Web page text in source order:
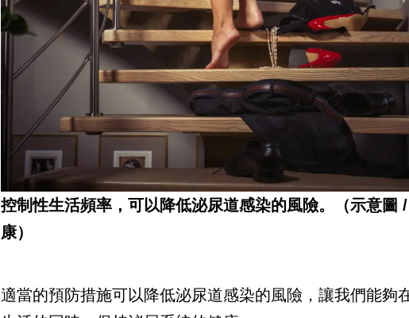
控制性生活頻率，可以降低泌尿道感染的風險。（示意圖
康）
適當的預防措施可以降低泌尿道感染的風險，讓我們能夠